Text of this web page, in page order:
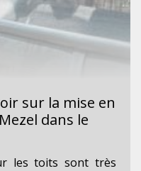
sur la mise en
dans le
les toits sont très